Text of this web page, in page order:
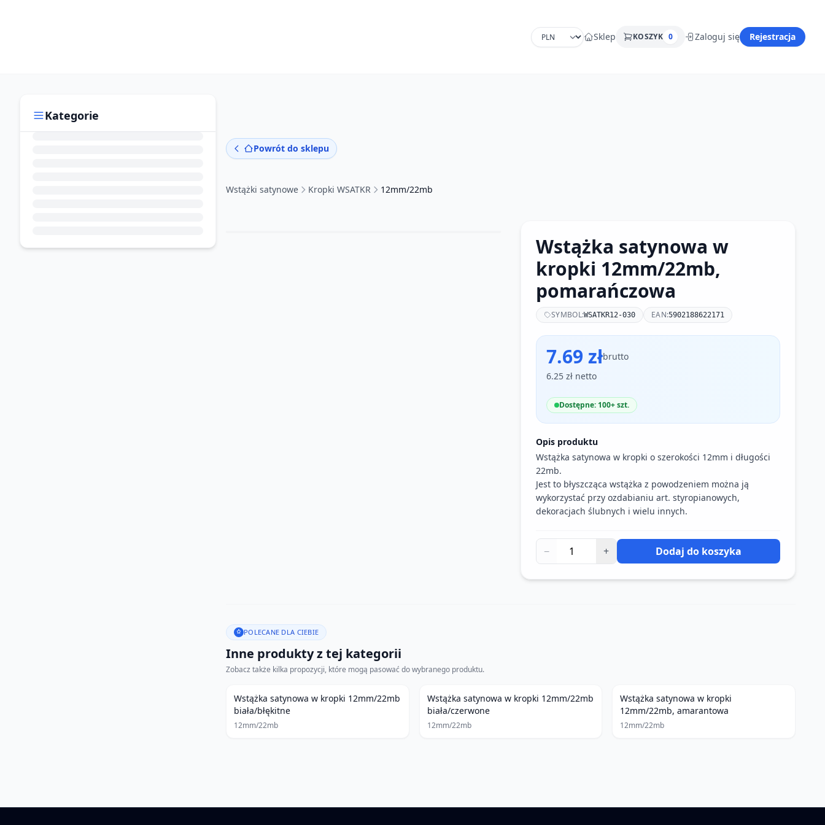
Sklep KOSZYK 0 Zaloguj się Rejestracja
Kategorie
Powrót do sklepu
Wstążki satynowe Kropki WSATKR 12mm/22mb
Wstążka satynowa w
kropki 12mm/22mb,
pomarańczowa
SYMBOL:WSATKR12-030 EAN:5902188622171
7.69 złbrutto
6.25 zł netto
Dostępne: 100+ szt.
Opis produktu
Wstążka satynowa w kropki o szerokości 12mm i długości
22mb.
Jest to błyszcząca wstążka z powodzeniem można ją
wykorzystać przy ozdabianiu art. styropianowych,
dekoracjach ślubnych i wielu innych.
− + Dodaj do koszyka
POLECANE DLA CIEBIE
Inne produkty z tej kategorii
Zobacz także kilka propozycji, które mogą pasować do wybranego produktu.
Wstążka satynowa w kropki 12mm/22mb
biała/błękitne
12mm/22mb
Wstążka satynowa w kropki 12mm/22mb
biała/czerwone
12mm/22mb
Wstążka satynowa w kropki
12mm/22mb, amarantowa
12mm/22mb